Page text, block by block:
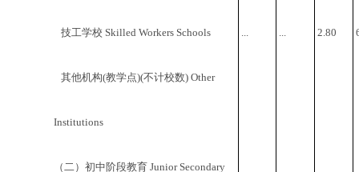
技工学校 Skilled Workers Schools ... ... 2.80
其他机构(教学点)(不计校数) Other
Institutions
（二）初中阶段教育 Junior Secondary